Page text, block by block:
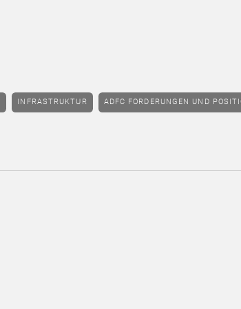
INFRASTRUKTUR ADFC FORDERUNGEN UND